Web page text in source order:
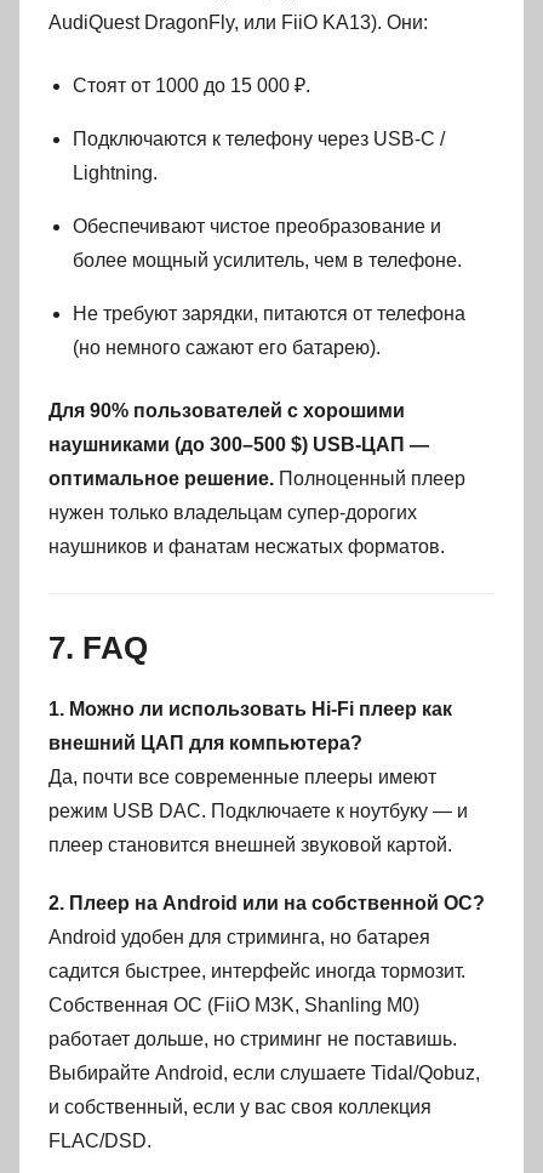
AudiQuest DragonFly, или FiiO KA13). Они:
Стоят от 1000 до 15 000 ₽.
Подключаются к телефону через USB-C /
Lightning.
Обеспечивают чистое преобразование и
более мощный усилитель, чем в телефоне.
Не требуют зарядки, питаются от телефона
(но немного сажают его батарею).
Для 90% пользователей с хорошими
наушниками (до 300–500 $) USB-ЦАП —
оптимальное решение. Полноценный плеер
нужен только владельцам супер-дорогих
наушников и фанатам несжатых форматов.
7. FAQ
1. Можно ли использовать Hi-Fi плеер как
внешний ЦАП для компьютера?
Да, почти все современные плееры имеют
режим USB DAC. Подключаете к ноутбуку — и
плеер становится внешней звуковой картой.
2. Плеер на Android или на собственной ОС?
Android удобен для стриминга, но батарея
садится быстрее, интерфейс иногда тормозит.
Собственная ОС (FiiO M3K, Shanling M0)
работает дольше, но стриминг не поставишь.
Выбирайте Android, если слушаете Tidal/Qobuz,
и собственный, если у вас своя коллекция
FLAC/DSD.